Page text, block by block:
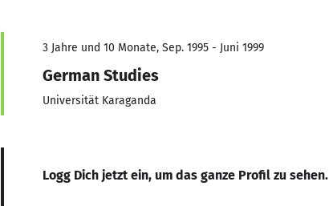
3 Jahre und 10 Monate, Sep. 1995 - Juni 1999
German Studies
Universität Karaganda
Logg Dich jetzt ein, um das ganze Profil zu sehen.